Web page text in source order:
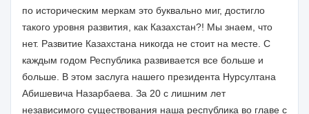
по историческим меркам это буквально миг, достигло
такого уровня развития, как Казахстан?! Мы знаем, что
нет. Развитие Казахстана никогда не стоит на месте. С
каждым годом Республика развивается все больше и
больше. В этом заслуга нашего президента Нурсултана
Абишевича Назарбаева. За 20 с лишним лет
независимого существования наша республика во главе с